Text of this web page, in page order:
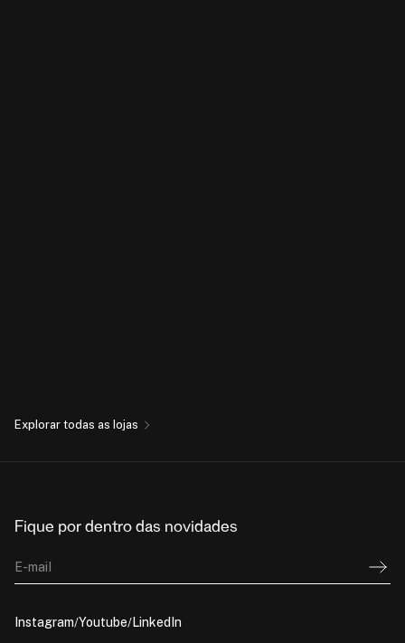
Explorar todas as lojas
Fique por dentro das novidades
E-mail
Instagram Youtube LinkedIn